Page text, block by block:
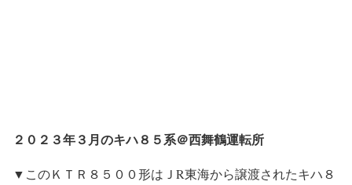
２０２３年３月のキハ８５系＠西舞鶴運転所
▼このＫＴＲ８５００形はＪR東海から譲渡されたキハ８